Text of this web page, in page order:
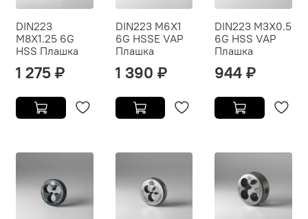
DIN223
M8X1.25 6G
HSS Плашка
1 275 ₽
DIN223 M6X1
6G HSSE VAP
Плашка
1 390 ₽
DIN223 M3X0.5
6G HSS VAP
Плашка
944 ₽